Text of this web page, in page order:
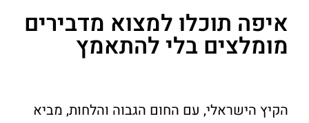
איפה תוכלו למצוא מדבירים
מומלצים בלי להתאמץ
הקיץ הישראלי, עם החום הגבוה והלחות, מביא